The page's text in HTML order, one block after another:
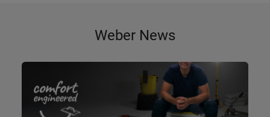
Weber News